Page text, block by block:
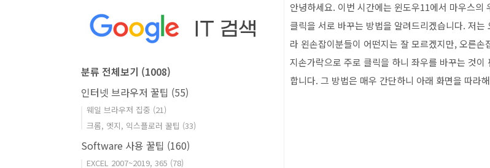
안녕하세요. 이번 시간에는 윈도우11에서 마우스의
클릭을 서로 바꾸는 방법을 알려드리겠습니다. 저는
라 왼손잡이분들이 어떤지는 잘 모르겠지만, 오른손
지손가락으로 주로 클릭을 하니 좌우를 바꾸는 것이
합니다. 그 방법은 매우 간단하니 아래 화면을 따라
분류 전체보기 (1008)
인터넷 브라우저 꿀팁 (55)
웨일 브라우저 집중 (21)
크롬, 엣지, 익스플로러 꿀팁 (33)
Software 사용 꿀팁 (160)
EXCEL 2007~2019, 365 (78)